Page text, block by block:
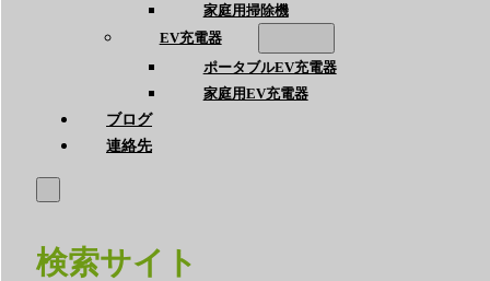
家庭用掃除機
EV充電器
ポータブルEV充電器
家庭用EV充電器
ブログ
連絡先
検索サイト